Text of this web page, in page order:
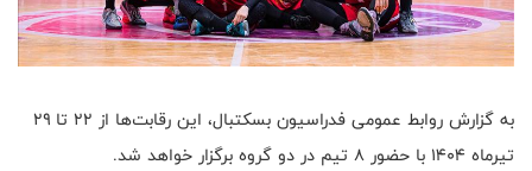
به گزارش روابط عمومی فدراسیون بسکتبال، این رقابت‌ها از ۲۲ تا ۲۹
تیرماه ۱۴۰۴ با حضور ۸ تیم در دو گروه برگزار خواهد شد.